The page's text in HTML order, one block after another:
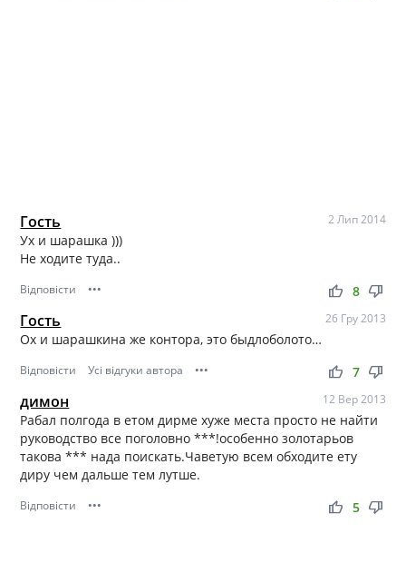
Гость 2 Лип 2014
Ух и шарашка )))
Не ходите туда..
Відповісти ••• thumb_up thumb_down
8
Гость 26 Гру 2013
Ох и шарашкина же контора, это быдлоболото…
Відповісти Усі відгуки автора ••• thumb_up thumb_down
7
димон 12 Вер 2013
Рабал полгода в етом дирме хуже места просто не найти
руководство все поголовно ***!особенно золотарьов
такова *** нада поискать.Чаветую всем обходите ету
диру чем дальше тем лутше.
Відповісти ••• thumb_up thumb_down
5